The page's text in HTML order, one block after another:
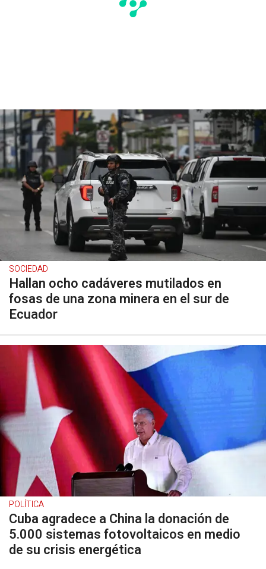
SOCIEDAD
Hallan ocho cadáveres mutilados en
fosas de una zona minera en el sur de
Ecuador
POLÍTICA
Cuba agradece a China la donación de
5.000 sistemas fotovoltaicos en medio
de su crisis energética